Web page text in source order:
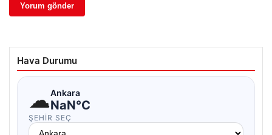
Hava Durumu
☁Ankara
NaN°C
ŞEHIR SEÇ